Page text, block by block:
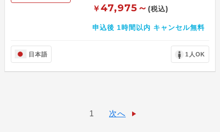
￥47,975～ (税込)
申込後 1時間以内 キャンセル無料
日本語 1人OK
1 次へ